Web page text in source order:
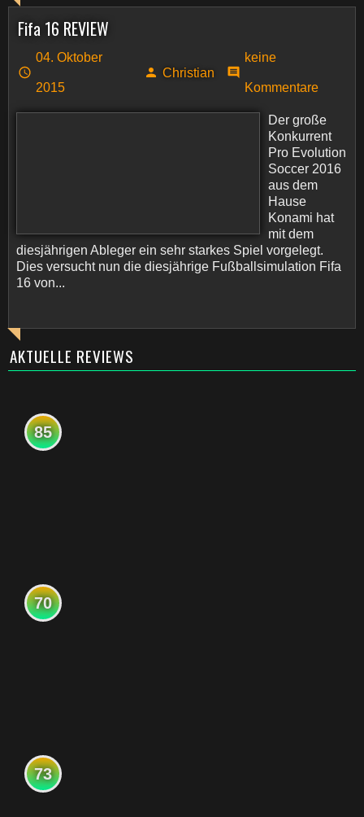
Fifa 16 REVIEW
04. Oktober
2015
Christian
keine
Kommentare
Der große
Konkurrent
Pro Evolution
Soccer 2016
aus dem
Hause
Konami hat
mit dem
diesjährigen Ableger ein sehr starkes Spiel vorgelegt.
Dies versucht nun die diesjährige Fußballsimulation Fifa
16 von...
AKTUELLE REVIEWS
85
70
73